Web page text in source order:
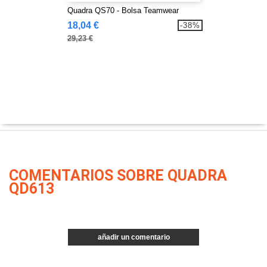
Quadra QS70 - Bolsa Teamwear
18,04 €
29,23 €
-38%
COMENTARIOS SOBRE QUADRA
QD613
añadir un comentario